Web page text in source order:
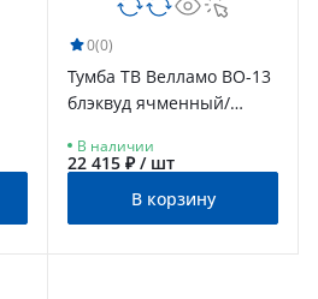
0(0)
Тумба ТВ Велламо ВО-13
блэквуд ячменный/
В наличии
22 415 ₽ / шт
В корзину